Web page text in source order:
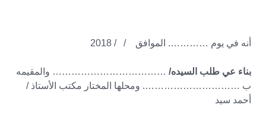
أنه في يوم …………. الموافق / / 2018
بناء عي طلب السيده/ ……………………………… والمقيمه
ب …………………………. ومحلها المختار مكتب الأستاذ /
أحمد سيد